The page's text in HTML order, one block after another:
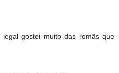
gostei muito das romãs que